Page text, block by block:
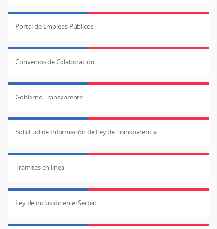
Portal de Empleos Públicos
Convenios de Colaboración
Gobierno Transparente
Solicitud de Información de Ley de Transparencia
Trámites en línea
Ley de inclusión en el Serpat